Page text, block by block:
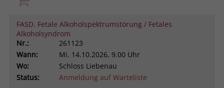
FASD. Fetale Alkoholspektrumstörung / Fetales
Alkoholsyndrom
Nr.:
261123
Wann:
Mi. 14.10.2026, 9.00 Uhr
Wo:
Schloss Liebenau
Status:
Anmeldung auf Warteliste